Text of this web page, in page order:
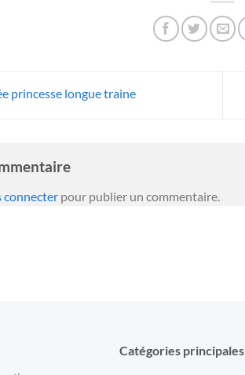
princesse longue traine
connecter pour publier un commentaire.
Catégories principales